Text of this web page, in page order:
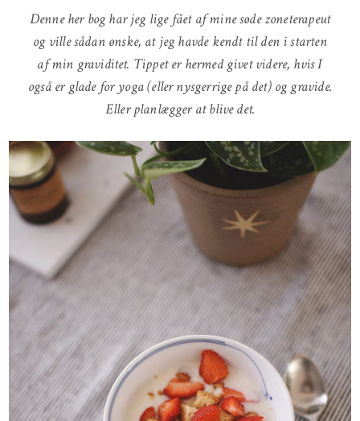
Denne her bog har jeg lige fået af mine søde zoneterapeut
og ville sådan ønske, at jeg havde kendt til den i starten
af min graviditet. Tippet er hermed givet videre, hvis I
også er glade for yoga (eller nysgerrige på det) og gravide.
Eller planlægger at blive det.